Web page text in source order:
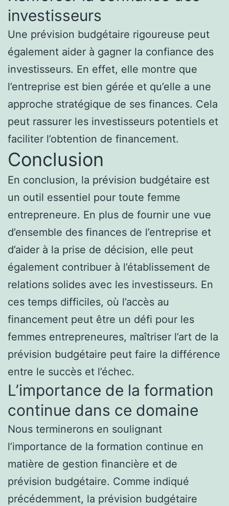
investisseurs
Une prévision budgétaire rigoureuse peut
également aider à gagner la confiance des
investisseurs. En effet, elle montre que
l’entreprise est bien gérée et qu’elle a une
approche stratégique de ses finances. Cela
peut rassurer les investisseurs potentiels et
faciliter l’obtention de financement.
Conclusion
En conclusion, la prévision budgétaire est
un outil essentiel pour toute femme
entrepreneure. En plus de fournir une vue
d’ensemble des finances de l’entreprise et
d’aider à la prise de décision, elle peut
également contribuer à l’établissement de
relations solides avec les investisseurs. En
ces temps difficiles, où l’accès au
financement peut être un défi pour les
femmes entrepreneures, maîtriser l’art de la
prévision budgétaire peut faire la différence
entre le succès et l’échec.
L’importance de la formation
continue dans ce domaine
Nous terminerons en soulignant
l’importance de la formation continue en
matière de gestion financière et de
prévision budgétaire. Comme indiqué
précédemment, la prévision budgétaire